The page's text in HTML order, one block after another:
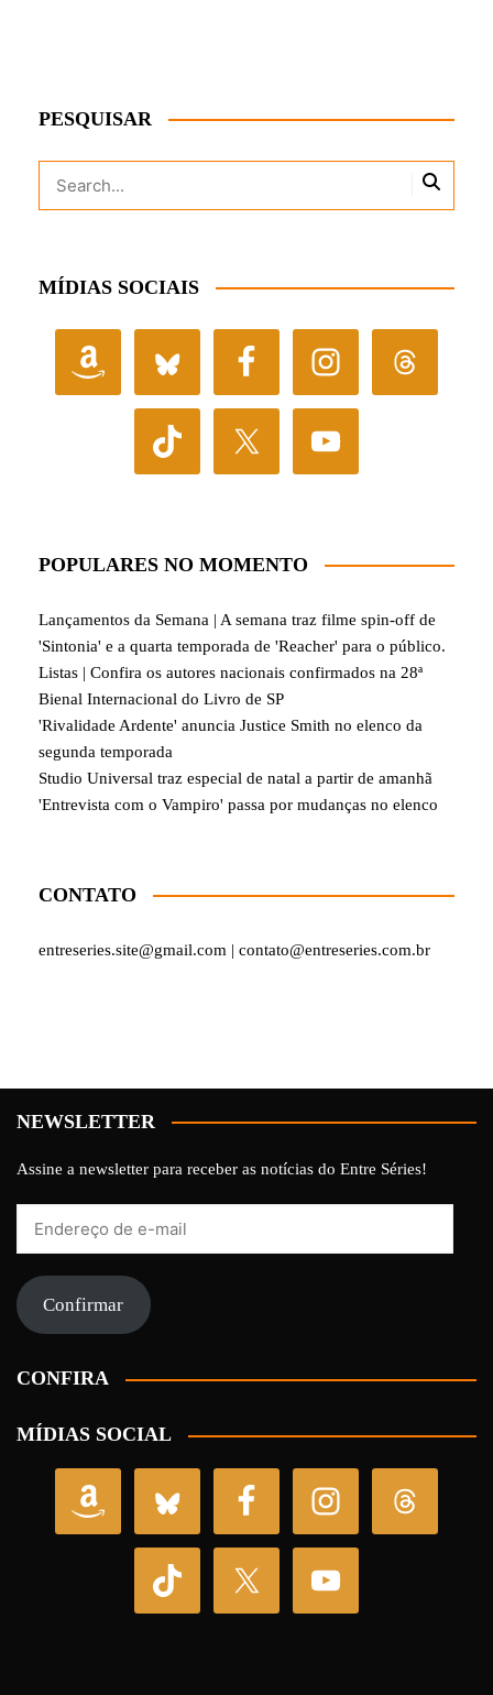
PESQUISAR
MÍDIAS SOCIAIS
POPULARES NO MOMENTO
Lançamentos da Semana | A semana traz filme spin-off de
'Sintonia' e a quarta temporada de 'Reacher' para o público.
Listas | Confira os autores nacionais confirmados na 28ª
Bienal Internacional do Livro de SP
'Rivalidade Ardente' anuncia Justice Smith no elenco da
segunda temporada
Studio Universal traz especial de natal a partir de amanhã
'Entrevista com o Vampiro' passa por mudanças no elenco
CONTATO
entreseries.site@gmail.com | contato@entreseries.com.br
NEWSLETTER
Assine a newsletter para receber as notícias do Entre Séries!
mail Confirmar
CONFIRA
MÍDIAS SOCIAL